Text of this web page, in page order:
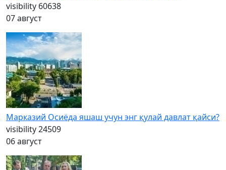
visibility 60638
07 август
Марказий Осиёда яшаш учун энг қулай давлат қайси?
visibility24509
06 август